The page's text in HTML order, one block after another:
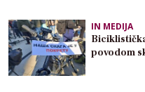
IN MEDIJA
povodom